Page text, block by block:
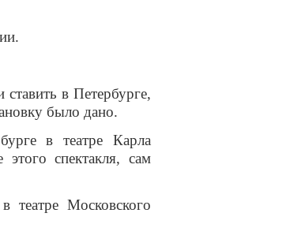
ставить в Петербурге,
было дано.
в театре Карла
спектакля, сам
театре Московского